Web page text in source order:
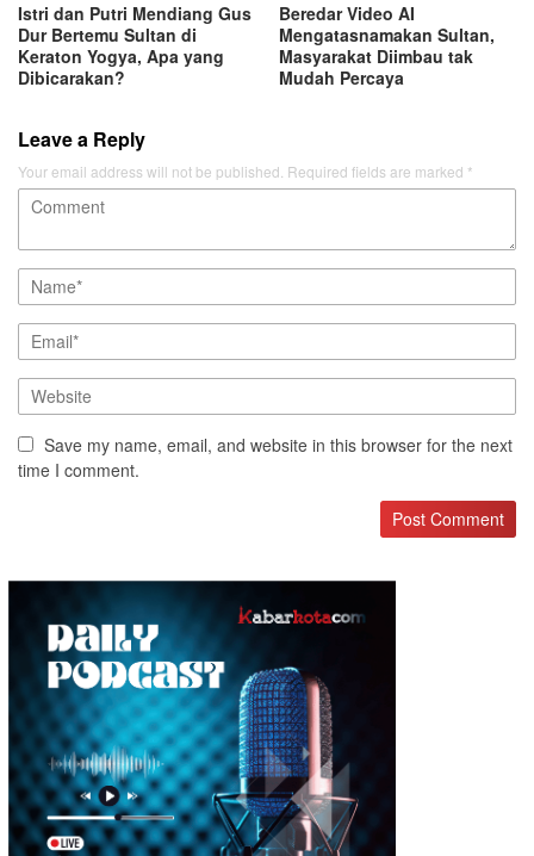
Istri dan Putri Mendiang Gus
Dur Bertemu Sultan di
Keraton Yogya, Apa yang
Dibicarakan?
Beredar Video AI
Mengatasnamakan Sultan,
Masyarakat Diimbau tak
Mudah Percaya
Leave a Reply
Your email address will not be published. Required fields are marked *
Save my name, email, and website in this browser for the next
time I comment.